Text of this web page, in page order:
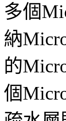
多個
納
的
個